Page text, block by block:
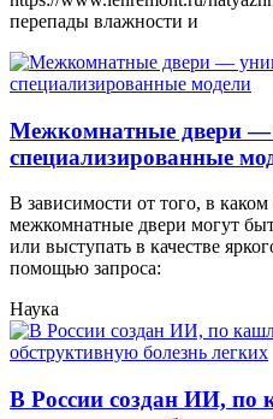
перепады влажности и
Межкомнатные двери —
специализированные
В зависимости от того, в
межкомнатные двери могут
или выступать в качестве
помощью запроса:
Наука
В России создан ИИ,